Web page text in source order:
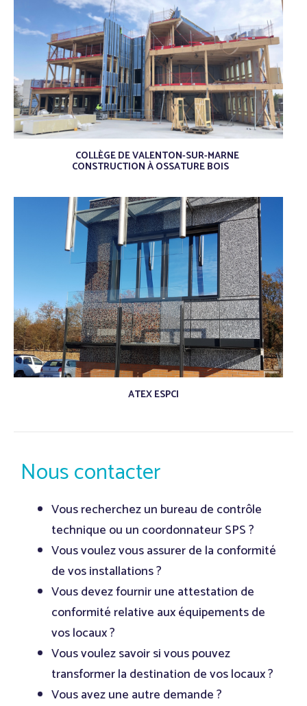
/
/
COLLÈGE DE VALENTON-SUR-MARNE
CONSTRUCTION À OSSATURE BOIS
/
ATEX ESPCI
Nous contacter
Vous recherchez un bureau de contrôle
technique ou un coordonnateur SPS ?
Vous voulez vous assurer de la conformité
de vos installations ?
Vous devez fournir une attestation de
conformité relative aux équipements de
vos locaux ?
Vous voulez savoir si vous pouvez
transformer la destination de vos locaux ?
Vous avez une autre demande ?